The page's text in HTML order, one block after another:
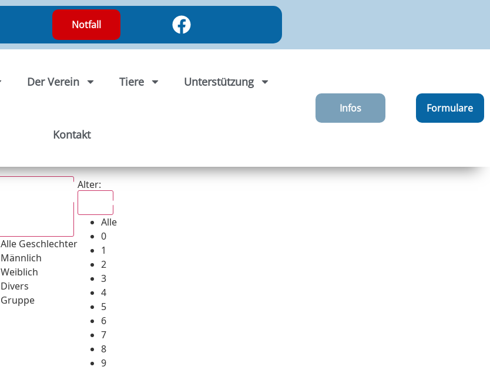
Notfall
Der Verein Tiere Unterstützung
Kontakt
Infos Formulare
Alle Geschlechter
Männlich
Weiblich
Divers
Gruppe
Alter:
Alle
0
1
2
3
4
5
6
7
8
9